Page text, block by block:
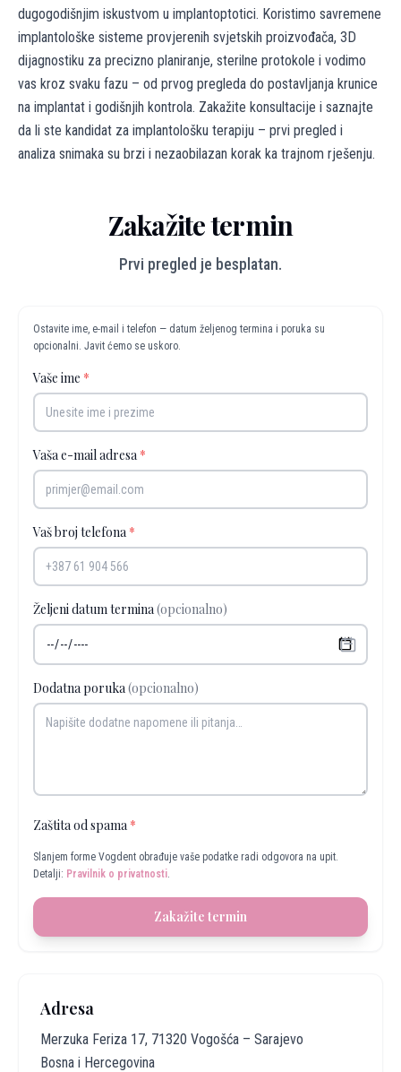
dugogodišnjim iskustvom u implantoptotici. Koristimo savremene
implantološke sisteme provjerenih svjetskih proizvođača, 3D
dijagnostiku za precizno planiranje, sterilne protokole i vodimo
vas kroz svaku fazu – od prvog pregleda do postavljanja krunice
na implantat i godišnjih kontrola. Zakažite konsultacije i saznajte
da li ste kandidat za implantološku terapiju – prvi pregled i
analiza snimaka su brzi i nezaobilazan korak ka trajnom rješenju.
Zakažite termin
Prvi pregled je besplatan.
Ostavite ime, e-mail i telefon — datum željenog termina i poruka su
opcionalni. Javit ćemo se uskoro.
Vaše ime *
Vaša e-mail adresa *
Vaš broj telefona *
Željeni datum termina(opcionalno)
Dodatna poruka(opcionalno)
Zaštita od spama *
Slanjem forme Vogdent obrađuje vaše podatke radi odgovora na upit.
Detalji: Pravilnik o privatnosti.
Zakažite termin
Adresa
Merzuka Feriza 17, 71320 Vogošća – Sarajevo
Bosna i Hercegovina